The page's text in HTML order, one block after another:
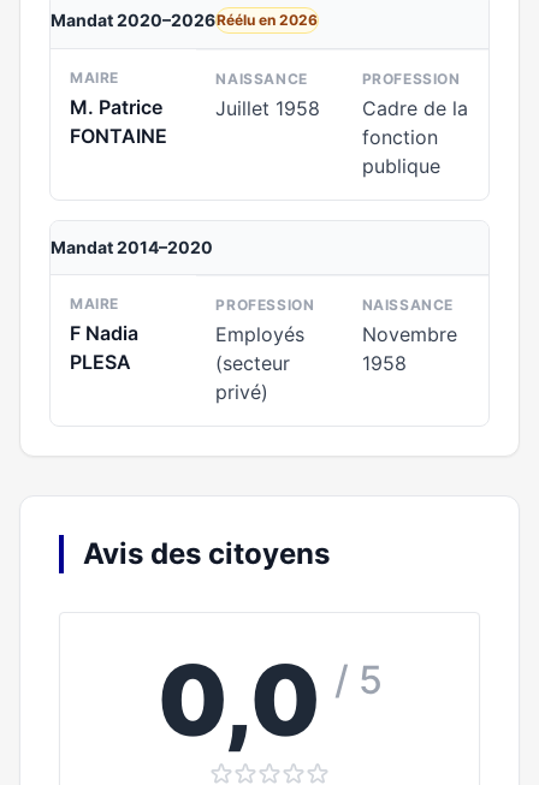
Mandat 2020–2026Réélu en 2026
MAIRE
M. Patrice
FONTAINE
NAISSANCE
Juillet 1958
PROFESSION
Cadre de la
fonction
publique
Mandat 2014–2020
MAIRE
F Nadia
PLESA
PROFESSION
Employés
(secteur
privé)
NAISSANCE
Novembre
1958
Avis des citoyens
0,0 / 5